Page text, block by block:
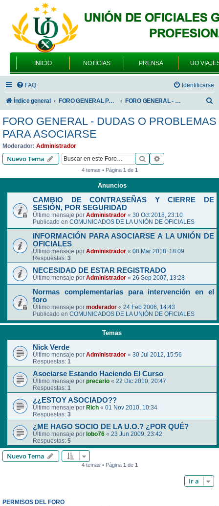
INICIO NOTICIAS PRENSA UO
FAQ Identificarse
Índice general FORO GENERAL PARA TODOS LOS USUARIOS FORO GENERAL - DUDAS O PROBLEMAS PARA ASOCIARSE
s
FORO GENERAL - DUDAS O PROBLEMAS
PARA ASOCIARSE
Moderador: Administrador
Nuevo Tema Buscar
4 temas • Página 1de 1
Anuncios
CAMBIO DE CONTRASEÑAS Y CIERRE DE
SESIÓN, POR SEGURIDAD
Último mensaje por Administrador « 30 Oct 2018, 23:10
Publicado en COMUNICADOS DE LA UNIÓN DE OFICIALES
INFORMACIÓN PARA ASOCIARSE A LA UNIÓN DE
OFICIALES
Último mensaje por Administrador « 08 Mar 2018, 18:09
Respuestas: 3
NECESIDAD DE ESTAR REGISTRADO
Último mensaje por Administrador « 26 Sep 2007, 13:28
Normas complementarias para intervención en el
foro
Último mensaje por moderador « 24 Feb 2006, 14:43
Publicado en COMUNICADOS DE LA UNIÓN DE OFICIALES
Temas
Nick Verde
Último mensaje por Administrador « 30 Jul 2012, 15:56
Respuestas: 1
Asociarse Estando Haciendo El Curso
Último mensaje por precario « 22 Dic 2010, 20:47
Respuestas: 1
¿¿ESTOY ASOCIADO??
Último mensaje por Rich « 01 Nov 2010, 10:34
Respuestas: 3
¿ME HAGO SOCIO DE LA U.O.? ¿POR QUÉ?
Último mensaje por lobo76 « 23 Jun 2009, 23:42
Respuestas: 5
Nuevo Tema
4 temas • Página 1de 1
Ir a
PERMISOS DEL FORO